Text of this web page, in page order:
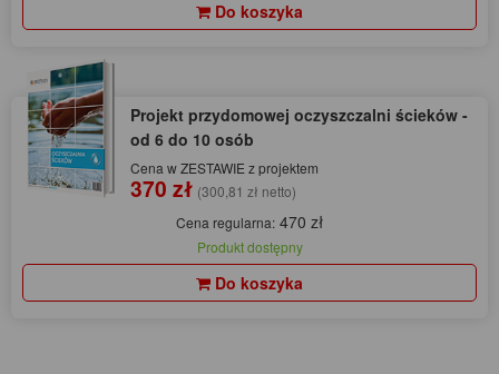
Do koszyka
Projekt przydomowej oczyszczalni ścieków -
od 6 do 10 osób
Cena w ZESTAWIE z projektem
370 zł (300,81 zł netto)
Cena regularna: 470 zł
Produkt dostępny
Do koszyka